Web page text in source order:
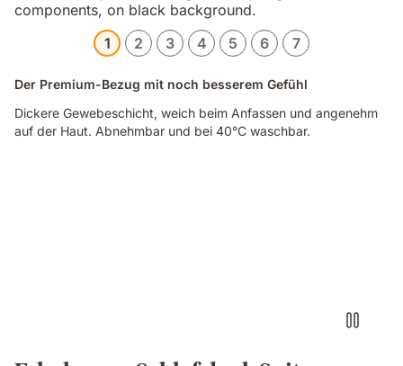
1 2 3 4 5 6 7
Der Premium-Bezug mit noch besserem Gefühl
Dickere Gewebeschicht, weich beim Anfassen und angenehm
auf der Haut. Abnehmbar und bei 40°C waschbar.